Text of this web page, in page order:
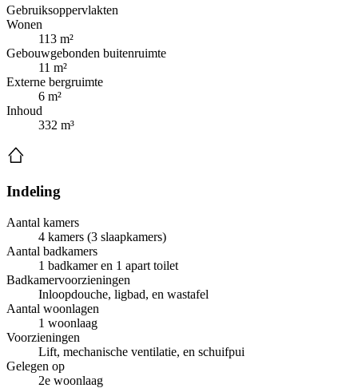
Gebruiksoppervlakten
Wonen
113 m²
Gebouwgebonden buitenruimte
11 m²
Externe bergruimte
6 m²
Inhoud
332 m³
Indeling
Aantal kamers
4 kamers (3 slaapkamers)
Aantal badkamers
1 badkamer en 1 apart toilet
Badkamervoorzieningen
Inloopdouche, ligbad, en wastafel
Aantal woonlagen
1 woonlaag
Voorzieningen
Lift, mechanische ventilatie, en schuifpui
Gelegen op
2e woonlaag